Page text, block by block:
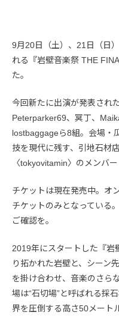
9月20日（土）、21日（日
れる『岩壁音楽祭 THE
た。
今回新たに出演が発表され
Peterparker69、冥丁、
lostbaggageら8組。会場・
技を現代に残す、引地石材
〈tokyovitamin〉のメンバ
チケットは現在発売中。オ
チケットのみとなっている
ご確認を。
2019年にスタートした『岩
り拓かれた岩壁と、シーン
を掛け合わせ、音楽のさら
場は“石切場”と呼ばれる採
界を圧倒する高さ50メート